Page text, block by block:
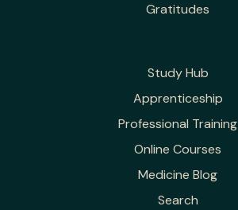
Gratitudes
Study Hub
Apprenticeship
Professional Training
Online Courses
Medicine Blog
Search